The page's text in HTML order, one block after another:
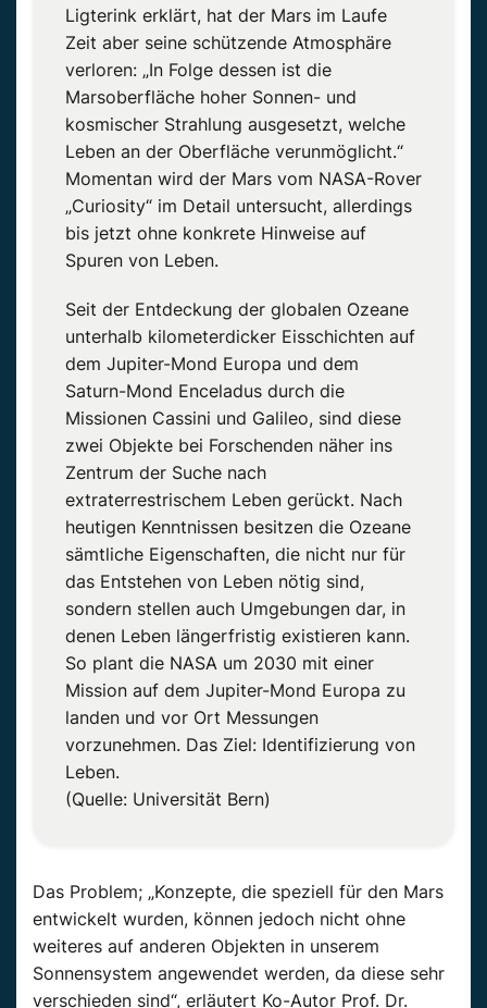
Ligterink erklärt, hat der Mars im Laufe
Zeit aber seine schützende Atmosphäre
verloren: „In Folge dessen ist die
Marsoberfläche hoher Sonnen- und
kosmischer Strahlung ausgesetzt, welche
Leben an der Oberfläche verunmöglicht.“
Momentan wird der Mars vom NASA-Rover
„Curiosity“ im Detail untersucht, allerdings
bis jetzt ohne konkrete Hinweise auf
Spuren von Leben.
Seit der Entdeckung der globalen Ozeane
unterhalb kilometerdicker Eisschichten auf
dem Jupiter-Mond Europa und dem
Saturn-Mond Enceladus durch die
Missionen Cassini und Galileo, sind diese
zwei Objekte bei Forschenden näher ins
Zentrum der Suche nach
extraterrestrischem Leben gerückt. Nach
heutigen Kenntnissen besitzen die Ozeane
sämtliche Eigenschaften, die nicht nur für
das Entstehen von Leben nötig sind,
sondern stellen auch Umgebungen dar, in
denen Leben längerfristig existieren kann.
So plant die NASA um 2030 mit einer
Mission auf dem Jupiter-Mond Europa zu
landen und vor Ort Messungen
vorzunehmen. Das Ziel: Identifizierung von
Leben.
(Quelle: Universität Bern)
Das Problem; „Konzepte, die speziell für den Mars
entwickelt wurden, können jedoch nicht ohne
weiteres auf anderen Objekten in unserem
Sonnensystem angewendet werden, da diese sehr
verschieden sind“, erläutert Ko-Autor Prof. Dr.